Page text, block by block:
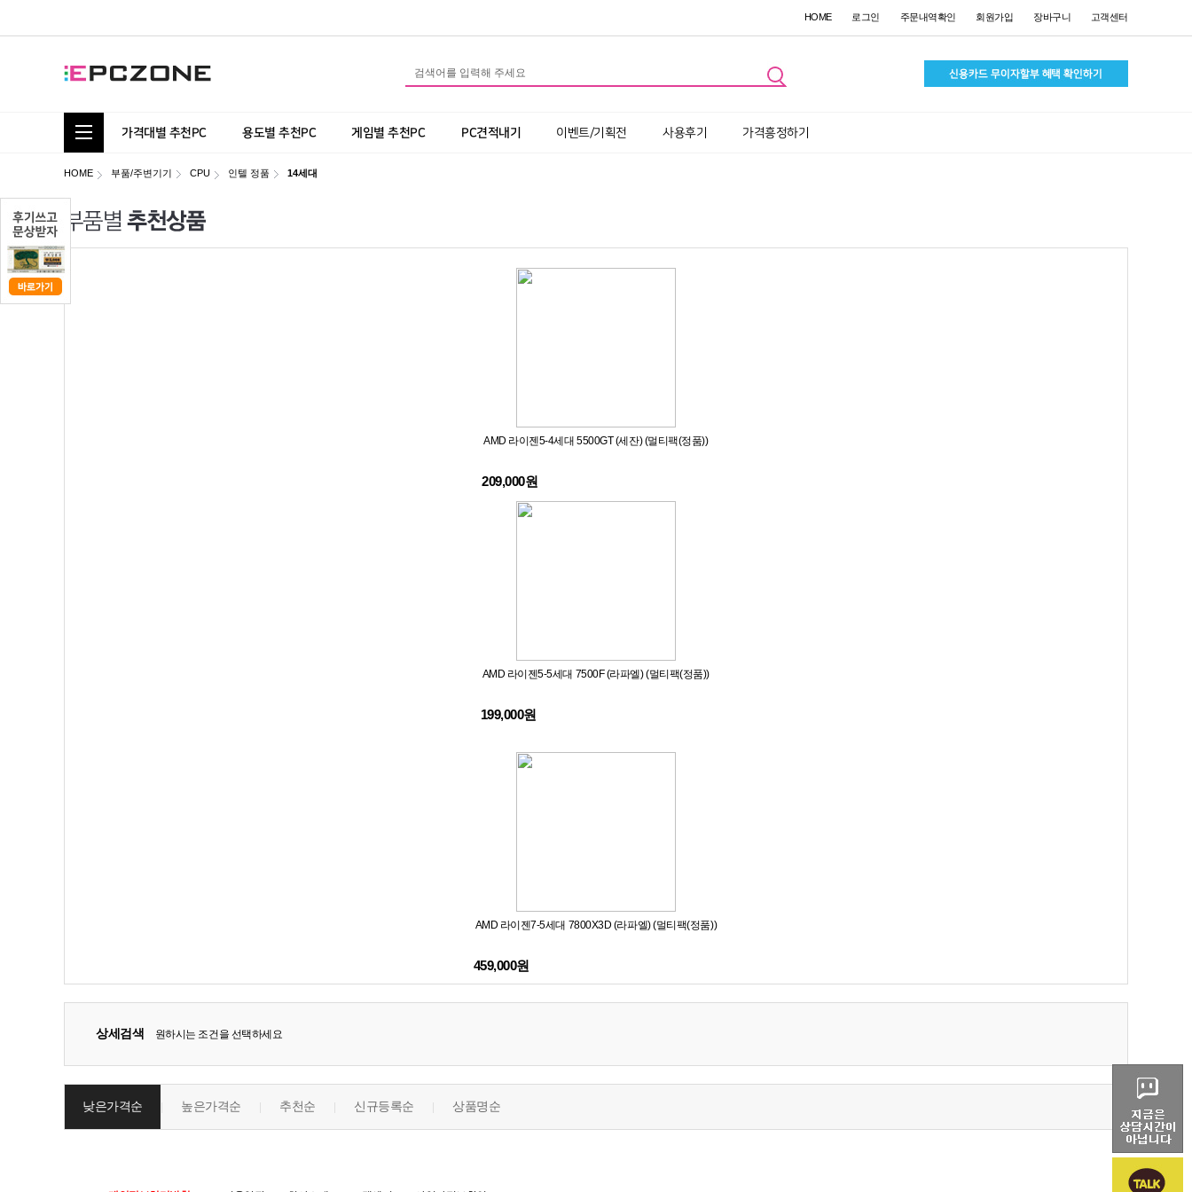
HOME 로그인 주문내역확인 회원가입 장바구니 고객센터
통합 카테고리 보기
가격대별 추천PC 용도별 추천PC 게임별 추천PC PC견적내기 이벤트/기획전 사용후기 가격흥정하기
HOME 부품/주변기기 CPU 인텔 정품 14세대
AMD 라이젠5-4세대 5500GT (세잔) (멀티팩(정품))
209,000원
AMD 라이젠5-5세대 7500F (라파엘) (멀티팩(정품))
199,000원
AMD 라이젠7-5세대 7800X3D (라파엘) (멀티팩(정품))
459,000원
상세검색 원하시는 조건을 선택하세요
낮은가격순 높은가격순 추천순 신규등록순 상품명순